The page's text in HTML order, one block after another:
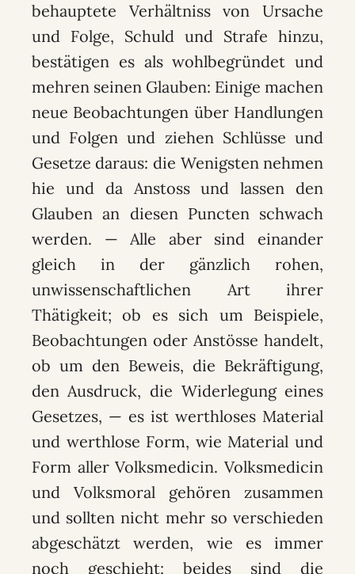
behauptete Verhältniss von Ursache
und Folge, Schuld und Strafe hinzu,
bestätigen es als wohlbegründet und
mehren seinen Glauben: Einige machen
neue Beobachtungen über Handlungen
und Folgen und ziehen Schlüsse und
Gesetze daraus: die Wenigsten nehmen
hie und da Anstoss und lassen den
Glauben an diesen Puncten schwach
werden. — Alle aber sind einander
gleich in der gänzlich rohen,
unwissenschaftlichen Art ihrer
Thätigkeit; ob es sich um Beispiele,
Beobachtungen oder Anstösse handelt,
ob um den Beweis, die Bekräftigung,
den Ausdruck, die Widerlegung eines
Gesetzes, — es ist werthloses Material
und werthlose Form, wie Material und
Form aller Volksmedicin. Volksmedicin
und Volksmoral gehören zusammen
und sollten nicht mehr so verschieden
abgeschätzt werden, wie es immer
noch geschieht: beides sind die